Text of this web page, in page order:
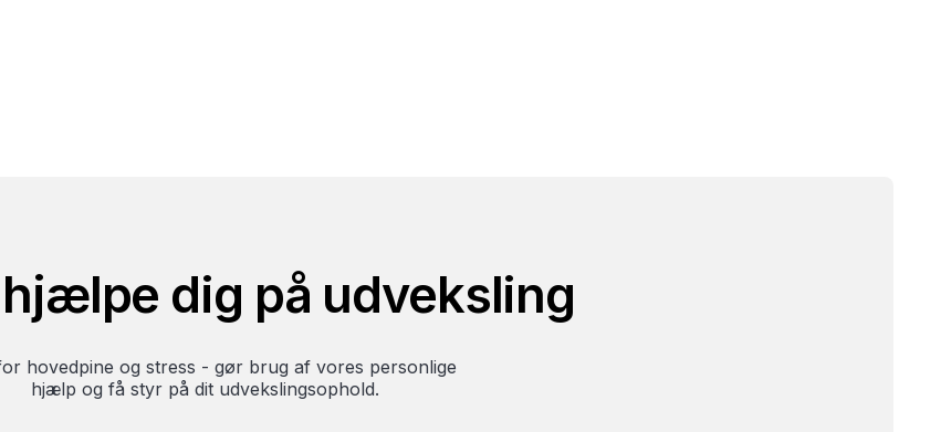
hjælpe dig på udveksling
hovedpine og stress - gør brug af vores personlige
hjælp og få styr på dit udvekslingsophold.